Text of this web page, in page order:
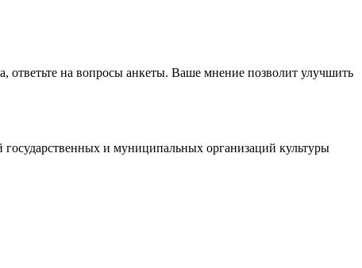
ответьте на вопросы анкеты. Ваше мнение позволит улучшить
и муниципальных организаций культуры